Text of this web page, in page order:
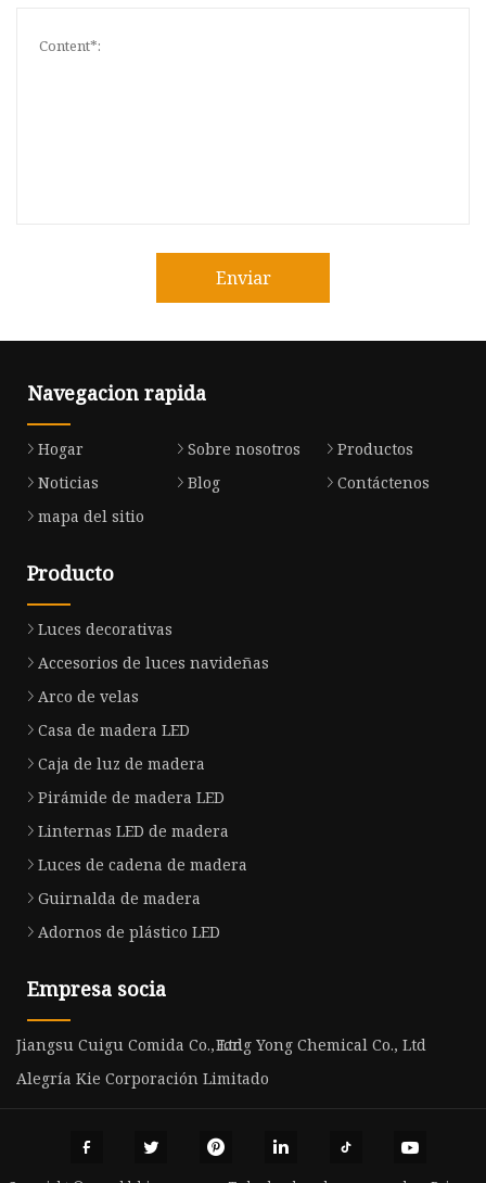
Enviar
Navegacion rapida
Hogar Sobre nosotros
Productos
Noticias
Blog
Contáctenos
mapa del sitio
Producto
Luces decorativas
Accesorios de luces navideñas
Arco de velas
Casa de madera LED
Caja de luz de madera
Pirámide de madera LED
Linternas LED de madera
Luces de cadena de madera
Guirnalda de madera
Adornos de plástico LED
Empresa socia
Jiangsu Cuigu Comida Co., LtdFong Yong Chemical Co., Ltd
Alegría Kie Corporación Limitado